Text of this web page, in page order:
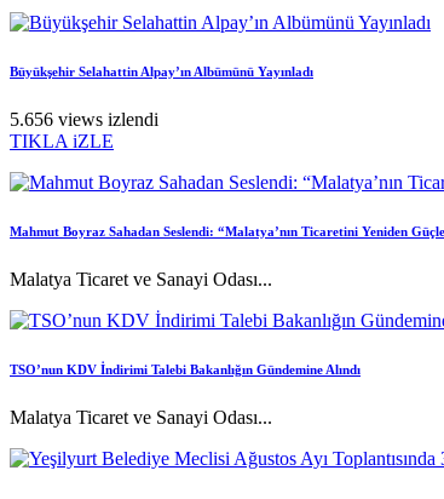
Büyükşehir Selahattin Alpay’ın Albümünü Yayınladı
5.656 views izlendi
TIKLA iZLE
Mahmut Boyraz Sahadan Seslendi: “Malatya’nın Ticaretini Yeniden
Malatya Ticaret ve Sanayi Odası...
TSO’nun KDV İndirimi Talebi Bakanlığın Gündemine Alındı
Malatya Ticaret ve Sanayi Odası...